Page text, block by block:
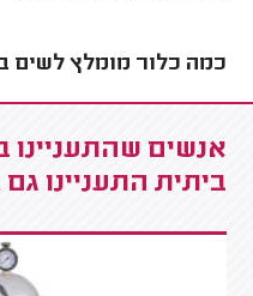
כמה כלור מומלץ לשים
אנשים שהתעניינו
ביתית התעניינו